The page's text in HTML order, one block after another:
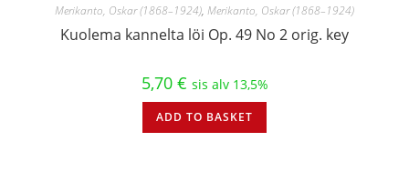
Merikanto, Oskar (1868–1924), Merikanto, Oskar (1868–1924)
Kuolema kannelta löi Op. 49 No 2 orig. key
5,70 € sis alv 13,5%
ADD TO BASKET